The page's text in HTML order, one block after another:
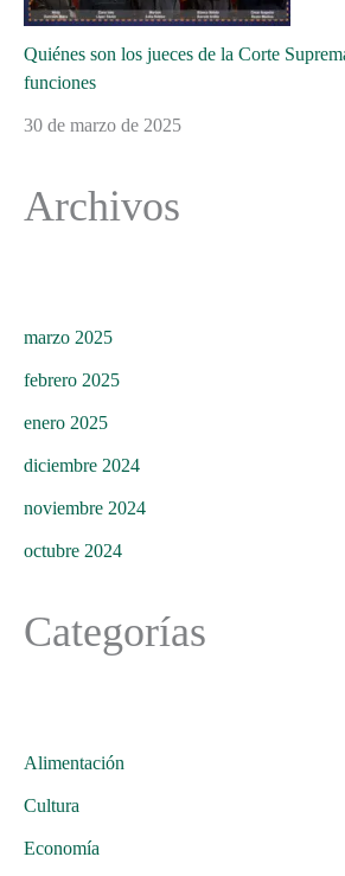
Quiénes son los jueces de la Corte
funciones
30 de marzo de 2025
Archivos
marzo 2025
febrero 2025
enero 2025
diciembre 2024
noviembre 2024
octubre 2024
Categorías
Alimentación
Cultura
Economía